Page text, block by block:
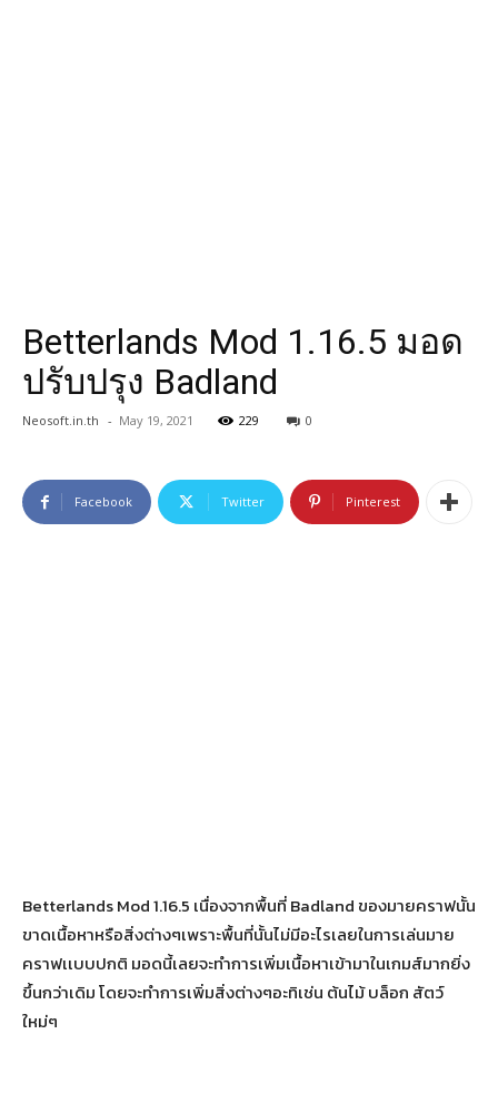
Betterlands Mod 1.16.5 มอด
ปรับปรุง Badland
Neosoft.in.th - May 19, 2021 229 0
Facebook Twitter Pinterest
Betterlands Mod 1.16.5 เนื่องจากพื้นที่ Badland ของมายคราฟนั้น
ขาดเนื้อหาหรือสิ่งต่างๆเพราะพื้นที่นั้นไม่มีอะไรเลยในการเล่นมาย
คราฟเเบบปกติ มอดนี้เลยจะทำการเพิ่มเนื้อหาเข้ามาในเกมส์มากยิ่ง
ขึ้นกว่าเดิม โดยจะทำการเพิ่มสิ่งต่างๆอะทิเช่น ต้นไม้ บล็อก สัตว์
ใหม่ๆ